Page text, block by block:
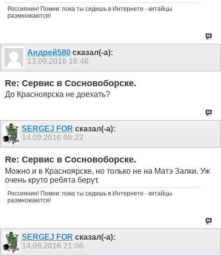
Россиянин! Помни: пока ты сидишь в Интернете - китайцы
размножаются!
Андрей580 сказал(-а):
13.09.2016 16:46
Re: Сервис в Сосновоборске.
До Красноярска не доехать?
SERGEJ FOR сказал(-а):
14.09.2016 08:22
Re: Сервис в Сосновоборске.
Можно и в Красноярске, но только не на Матэ Залки. Уж
очень круто ребята берут.
Россиянин! Помни: пока ты сидишь в Интернете - китайцы
размножаются!
SERGEJ FOR сказал(-а):
14.09.2016 21:06